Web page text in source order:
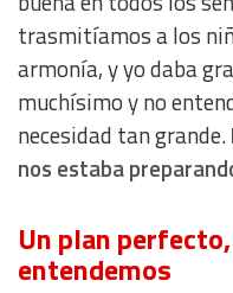
trasmitíamos a los
armonía, y yo daba
muchísimo y no
necesidad tan grande.
nos estaba
Un plan
entendemos
Measure advertising
Measure content
Understand audiences
of data from different
Develop and improve